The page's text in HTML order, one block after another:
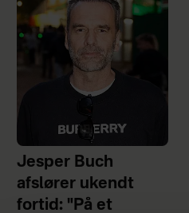
Jesper Buch
afslører ukendt
fortid: "På et